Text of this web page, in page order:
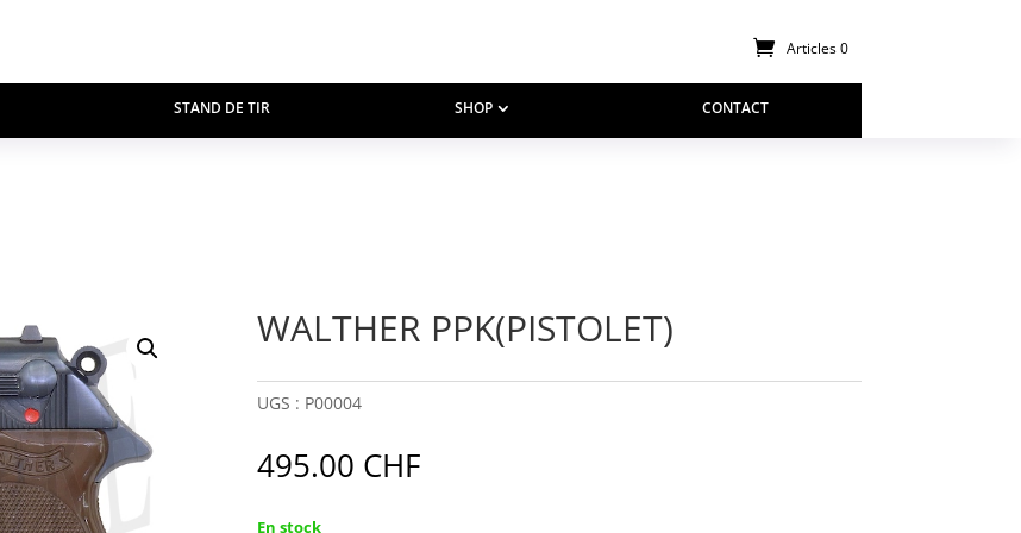
Articles 0
STAND DE TIR SHOP CONTACT
WALTHER PPK(PISTOLET)
UGS : P00004
495.00 CHF
En stock